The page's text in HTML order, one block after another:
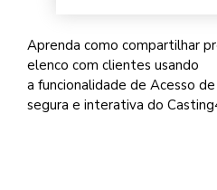
Aprenda como compartilhar
elenco com clientes usando
a funcionalidade de Acesso
segura e interativa do